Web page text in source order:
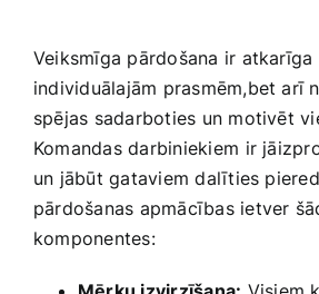
Veiksmīga pārdošana ir atkarīga
individuālajām prasmēm,bet arī
spējas sadarboties ‌un motivēt
‌Komandas darbiniekiem ⁣ir
un jābūt gataviem dalīties
pārdošanas apmācības ‍ietver
komponentes: